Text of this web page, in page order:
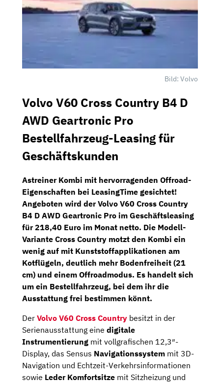
Bild: Volvo
Volvo V60 Cross Country B4 D
AWD Geartronic Pro
Bestellfahrzeug-Leasing für
Geschäftskunden
Astreiner Kombi mit hervorragenden Offroad-
Eigenschaften bei LeasingTime gesichtet!
Angeboten wird derVolvo V60 Cross Country
B4 D AWD Geartronic Pro im Geschäftsleasing
für218,40 Euro im Monat netto. Die Modell-
Variante Cross Country motzt den Kombi ein
wenig auf mit Kunststoffapplikationen am
Kotflügeln, deutlich mehr Bodenfreiheit (21
cm) und einem Offroadmodus. Es handelt sich
um ein Bestellfahrzeug, bei dem ihr die
Ausstattung frei bestimmen könnt.
Der Volvo V60 Cross Country besitzt in der
Serienausstattung eine digitale
Instrumentierung mit vollgrafischen 12,3″-
Display, das Sensus Navigationssystem mit 3D-
Navigation und Echtzeit-Verkehrsinformationen
sowie Leder Komfortsitze mit Sitzheizung und